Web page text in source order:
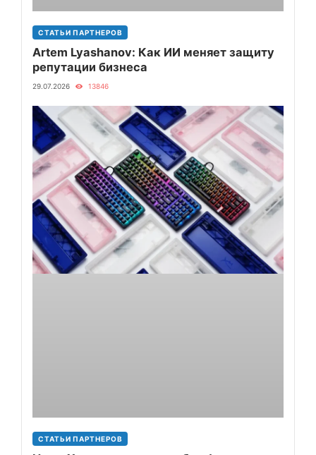
СТАТЬИ ПАРТНЕРОВ
Artem Lyashanov: Как ИИ меняет защиту
репутации бизнеса
29.07.2026 13846
СТАТЬИ ПАРТНЕРОВ